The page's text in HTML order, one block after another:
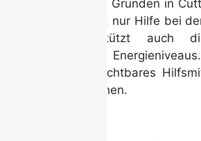
einer Vielzahl von Gründen in
ist. Es bietet nicht nur Hilfe bei
sondern unterstützt auch
Regeneration und
ist es ein unverzichtbares
effizient zu erreichen.